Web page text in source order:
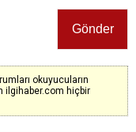
okuyucuların
ilgihaber.com hiçbir